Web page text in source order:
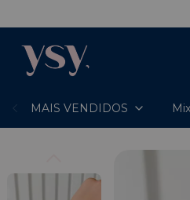
MAIS VENDIDOS